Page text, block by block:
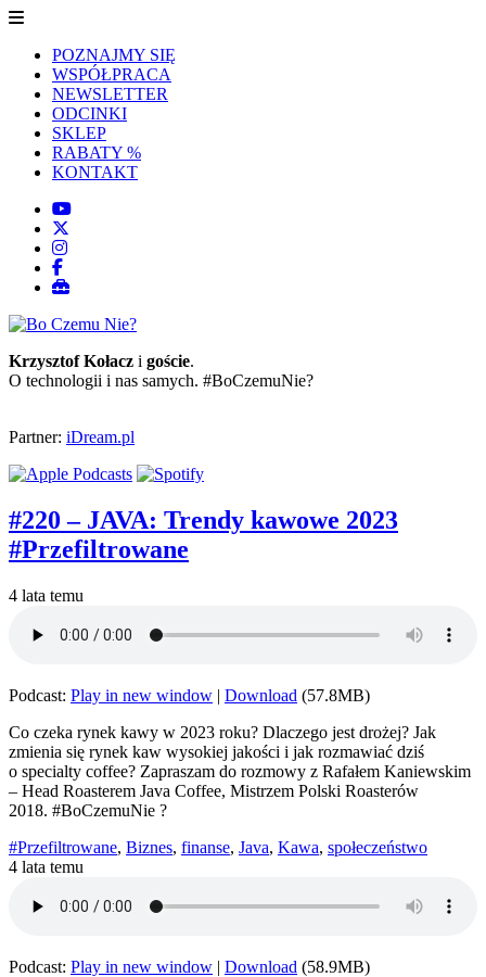
POZNAJMY SIĘ
WSPÓŁPRACA
NEWSLETTER
ODCINKI
SKLEP
RABATY %
KONTAKT
Krzysztof Kołacz i goście.
O technologii i nas samych. #BoCzemuNie?
Partner: iDream.pl
#220 – JAVA: Trendy kawowe 2023
#Przefiltrowane
4 lata temu
Podcast: Play in new window | Download (57.8MB)
Co czeka rynek kawy w 2023 roku? Dlaczego jest drożej? Jak
zmienia się rynek kaw wysokiej jakości i jak rozmawiać dziś
o specialty coffee? Zapraszam do rozmowy z Rafałem Kaniewskim
– Head Roasterem Java Coffee, Mistrzem Polski Roasterów
2018. #BoCzemuNie ?
#Przefiltrowane, Biznes, finanse, Java, Kawa, społeczeństwo
4 lata temu
Podcast: Play in new window | Download (58.9MB)